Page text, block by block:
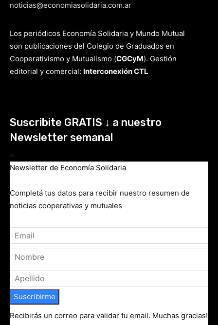
noticias@economiasolidaria.com.ar
Los periódicos Economía Solidaria y Mundo Mutual
son publicaciones del Colegio de Graduados en
Cooperativismo y Mutualismo (CGCyM). Gestión
editorial y comercial: Interconexión CTL
Suscribite GRATIS ↓ a nuestro
Newsletter semanal
×
Newsletter de Economía Solidaria
Completá tus datos para recibir nuestro resumen de
noticias cooperativas y mutuales
Suscribirme
Recibirás un correo para validar tu email. Muchas gracias!